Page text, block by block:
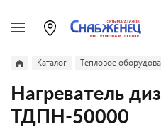
Каталог Тепловое
Нагреватель
ТДПН-50000